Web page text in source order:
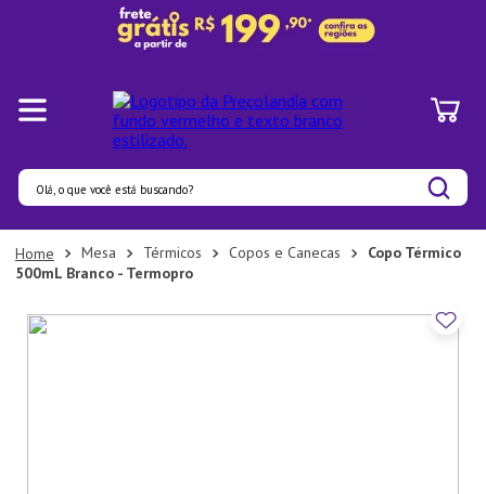
Olá, o que você está buscando?
Mesa Térmicos Copos e Canecas
Copo Térmico
500mL Branco - Termopro
Termos mais buscados
1º
Pratos
2º
Panelas